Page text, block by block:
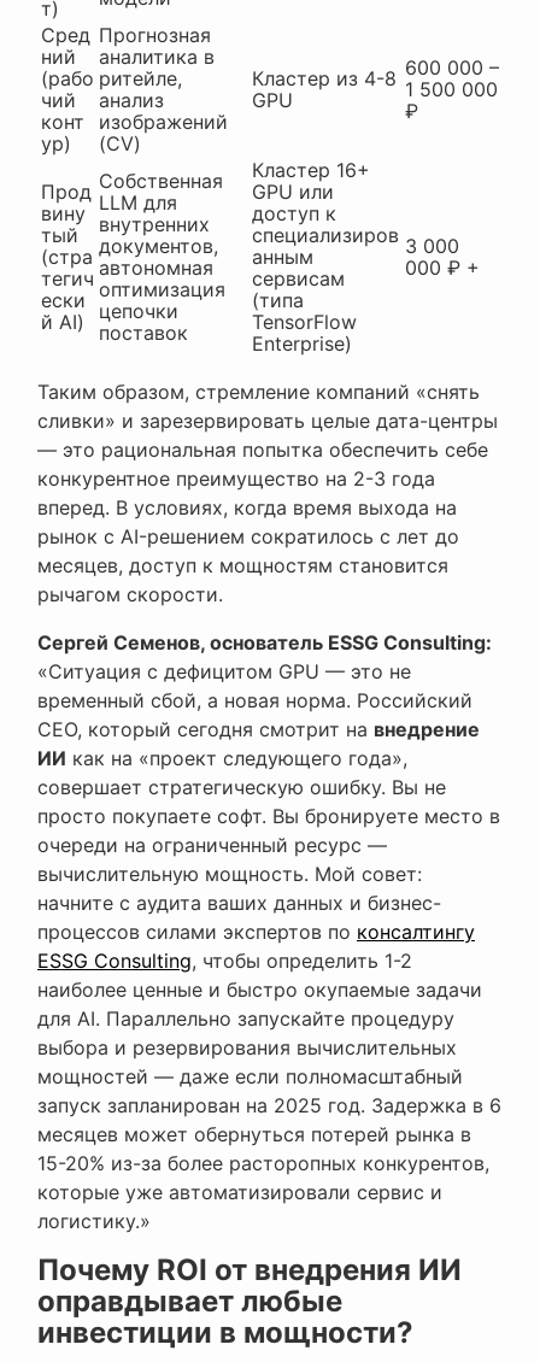
т)
Сред
ний
(рабо
чий
конт
ур)
Прогнозная
аналитика в
ритейле,
анализ
изображений
(CV)
Кластер из 4-8
GPU
600 000 –
1 500 000
₽
Прод
вину
тый
(стра
тегич
ески
й AI)
Собственная
LLM для
внутренних
документов,
автономная
оптимизация
цепочки
поставок
Кластер 16+
GPU или
доступ к
специализиров
анным
сервисам
(типа
TensorFlow
Enterprise)
3 000
000 ₽ +
Таким образом, стремление компаний «снять
сливки» и зарезервировать целые дата-центры
— это рациональная попытка обеспечить себе
конкурентное преимущество на 2-3 года
вперед. В условиях, когда время выхода на
рынок с AI-решением сократилось с лет до
месяцев, доступ к мощностям становится
рычагом скорости.
Сергей Семенов, основатель ESSG Consulting:
«Ситуация с дефицитом GPU — это не
временный сбой, а новая норма. Российский
CEO, который сегодня смотрит на внедрение
ИИ как на «проект следующего года»,
совершает стратегическую ошибку. Вы не
просто покупаете софт. Вы бронируете место в
очереди на ограниченный ресурс —
вычислительную мощность. Мой совет:
начните с аудита ваших данных и бизнес-
процессов силами экспертов по консалтингу
ESSG Consulting, чтобы определить 1-2
наиболее ценные и быстро окупаемые задачи
для AI. Параллельно запускайте процедуру
выбора и резервирования вычислительных
мощностей — даже если полномасштабный
запуск запланирован на 2025 год. Задержка в 6
месяцев может обернуться потерей рынка в
15-20% из-за более расторопных конкурентов,
которые уже автоматизировали сервис и
логистику.»
Почему ROI от внедрения ИИ
оправдывает любые
инвестиции в мощности?